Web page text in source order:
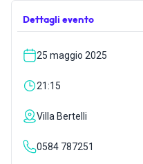
COSA FARE
ISPIRAZIONI
WEBCAM
Dettagli evento
25 maggio 2025
21:15
Villa Bertelli
0584 787251